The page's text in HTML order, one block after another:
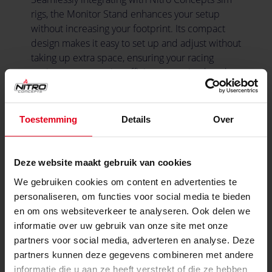
Toestemming Details Over
Deze website maakt gebruik van cookies
We gebruiken cookies om content en advertenties te
personaliseren, om functies voor social media te bieden
en om ons websiteverkeer te analyseren. Ook delen we
informatie over uw gebruik van onze site met onze
partners voor social media, adverteren en analyse. Deze
partners kunnen deze gegevens combineren met andere
informatie die u aan ze heeft verstrekt of die ze hebben
rigs, the Monitor Stand enhances your setup
without increasing your footprint. Its compact
design makes it easy to set up and adjust without
taking up extra space, ensuring your racing
environment remains efficient, organized, and
clutter-free for a fully immersive and distraction-
free experience.
Kleur
Primaire kleur
Zwart
Materialen
Materialen
Staal